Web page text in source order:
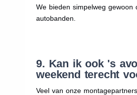
We bieden simpelweg gewoon
autobanden.
9. Kan ik ook 's
weekend terecht
Veel van onze